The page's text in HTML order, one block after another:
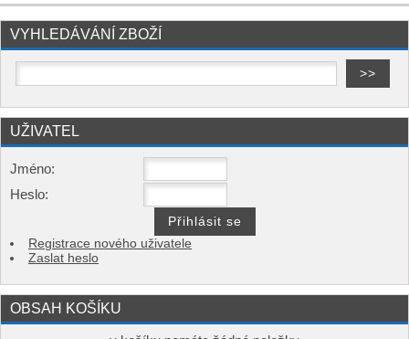
VYHLEDÁVÁNÍ ZBOŽÍ
UŽIVATEL
Jméno:
Heslo:
Registrace nového uživatele
Zaslat heslo
OBSAH KOŠÍKU